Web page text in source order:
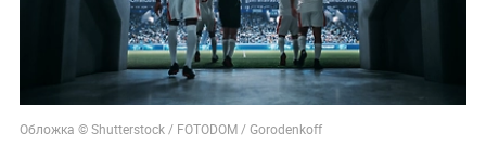
Обложка © Shutterstock / FOTODOM / Gorodenkoff